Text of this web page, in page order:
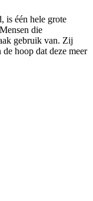
is één hele grote
die
gebruik van. Zij
hoop dat deze meer